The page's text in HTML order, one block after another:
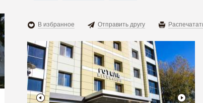
В избранное Отправить другу